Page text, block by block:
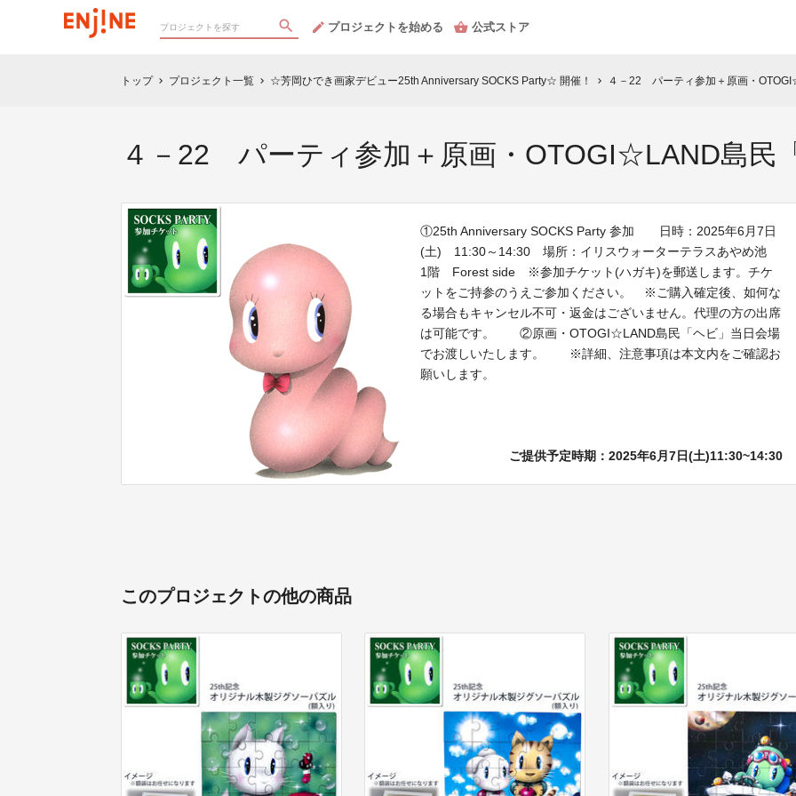
プロジェクトを始める 公式ストア
トップ chevron_right プロジェクト一覧 chevron_right ☆芳岡ひでき画家デビュー25th Anniversary SOCKS Party☆ 開催！ chevron_right ４－22 パーティ参加＋原画・
４－22 パーティ参加＋原画・OTOGI☆LAND島民
①25th Anniversary SOCKS Party 参加 日時：2025年6月7日
(土) 11:30～14:30 場所：イリスウォーターテラスあやめ池
1階 Forest side ※参加チケット(ハガキ)を郵送します。チケ
ットをご持参のうえご参加ください。 ※ご購入確定後、如何な
る場合もキャンセル不可・返金はございません。代理の方の出席
は可能です。 ②原画・OTOGI☆LAND島民「ヘビ」当日会場
でお渡しいたします。 ※詳細、注意事項は本文内をご確認お
願いします。
ご提供予定時期：2025年6月7日(土)11:30~14:30
このプロジェクトの他の商品